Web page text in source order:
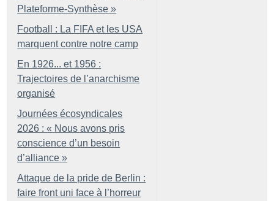
Plateforme-Synthèse »
Football : La FIFA et les USA
marquent contre notre camp
En 1926... et 1956 :
Trajectoires de l’anarchisme
organisé
Journées écosyndicales
2026 : « Nous avons pris
conscience d’un besoin
d’alliance »
Attaque de la pride de Berlin :
faire front uni face à l’horreur